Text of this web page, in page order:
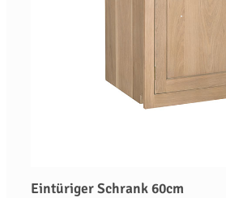
Eintüriger Schrank 60cm